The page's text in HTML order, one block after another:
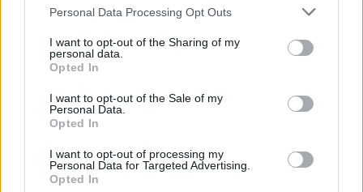
Please note that this website/app uses one or more Google
not limited to your visit or usage behaviour. You may click to
grant or deny consent to Google and its third-party tags to
use your data for below specified purposes in below Google
consent section.
Personal Data Processing Opt Outs
I want to opt-out of the Sharing of my
personal data.
Opted In
I want to opt-out of the Sale of my
Personal Data.
Opted In
I want to opt-out of processing my
Personal Data for Targeted Advertising.
Opted In
Látlelet a hazai víziközművekről?
Egyetlen, fél évszázados vezetéken
Mohács a csata ötszázadik
évfordulójára